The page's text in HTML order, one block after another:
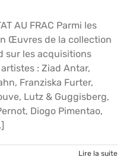
AU FRAC Parmi les
Œuvres de la collection
sur les acquisitions
: Ziad Antar,
Franziska Furter,
Lutz & Guggisberg,
Diogo Pimentao,
Lire la suite